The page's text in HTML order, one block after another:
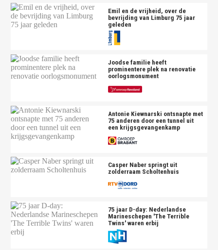
Emil en de vrijheid, over de
bevrijding van Limburg 75 jaar
geleden
Joodse familie heeft
prominentere plek na renovatie
oorlogsmonument
Antonie Kiewnarski ontsnapte met
75 anderen door een tunnel uit
een krijgsgevangenkamp
Casper Naber springt uit
zolderraam Scholtenhuis
75 jaar D-day: Nederlandse
Marineschepen 'The Terrible
Twins' waren erbij